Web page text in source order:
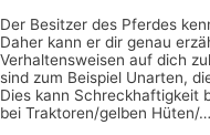
Der Besitzer des Pferdes
Daher kann er dir genau
Verhaltensweisen auf dich
sind zum Beispiel Unarten,
Dies kann Schreckhaftigkeit
bei Traktoren/gelben Hüten/